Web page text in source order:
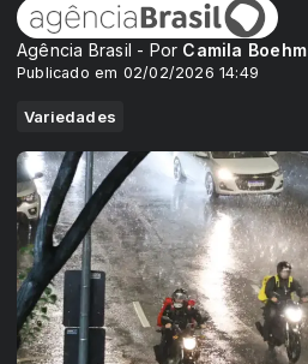
Agência Brasil - Por Camila Boehm
Publicado em 02/02/2026 14:49
Variedades